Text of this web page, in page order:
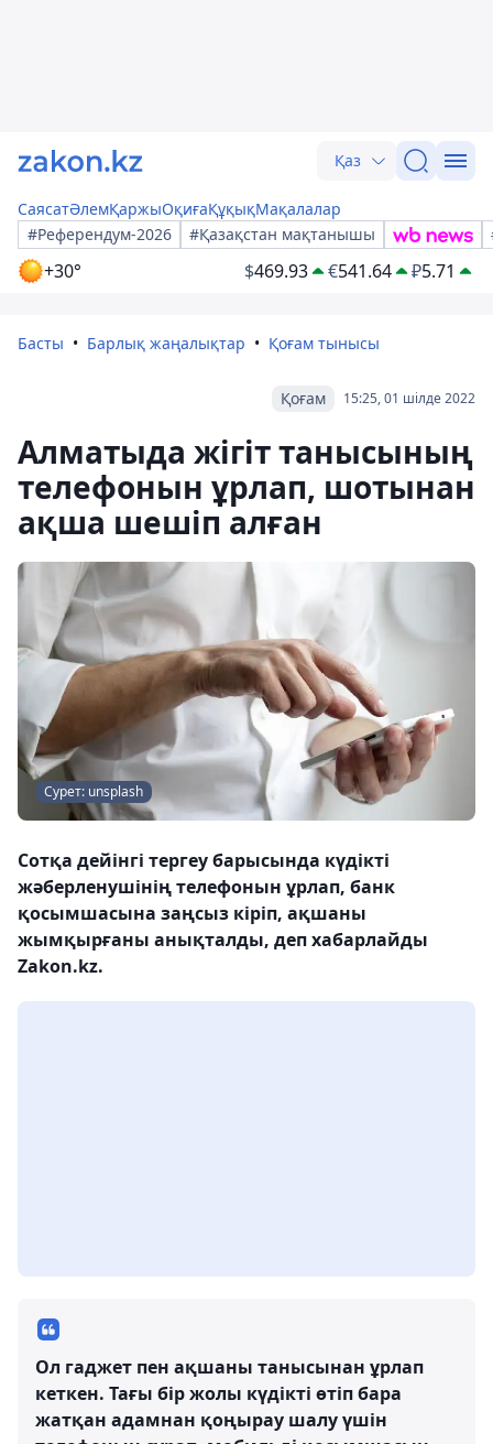
Қаз
СаясатӘлемҚаржыОқиғаҚұқықМақалалар
#Референдум-2026
#Қазақстан мақтанышы
+30° $469.93 €541.64 ₽5.71
Басты Барлық жаңалықтар Қоғам тынысы
15:25, 01 шілде 2022
Қоғам
Алматыда жігіт танысының
телефонын ұрлап, шотынан
ақша шешіп алған
Сурет: unsplash
Сотқа дейінгі тергеу барысында күдікті
жәберленушінің телефонын ұрлап, банк
қосымшасына заңсыз кіріп, ақшаны
жымқырғаны анықталды, деп хабарлайды
Zakon.kz.
Ол гаджет пен ақшаны танысынан ұрлап
кеткен. Тағы бір жолы күдікті өтіп бара
жатқан адамнан қоңырау шалу үшін